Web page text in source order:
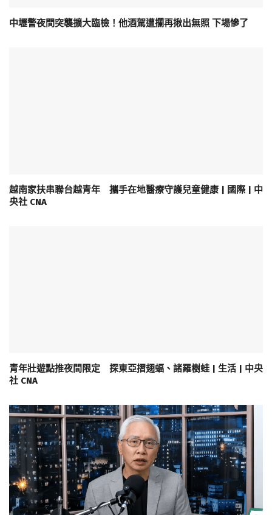
中壢警夜間突襲擴大臨檢！他酒駕遭攔再揪出無照 下場慘了
越南家扶串聯台越青年 攜手在地醫療守護兒童健康 | 國際 | 中
央社 CNA
青年壯遊點推夜間限定 探東亞摺翅蝠、諸羅樹蛙 | 生活 | 中央
社 CNA